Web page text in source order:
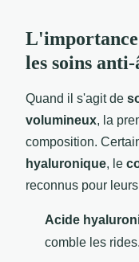
L'importance
les soins anti-
Quand il s'agit de
volumineux, la
composition.
hyaluronique, le
reconnus pour
Acide
comble les rides.